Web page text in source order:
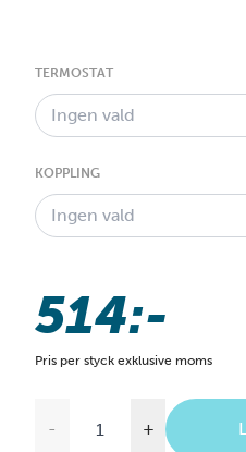
TERMOSTAT
Ingen vald
KOPPLING
Ingen vald
514:-
Pris per styck exklusive moms
- +